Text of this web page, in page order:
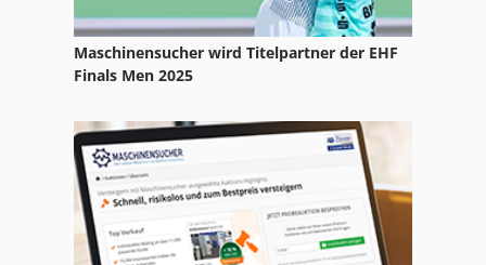
Maschinensucher wird Titelpartner der EHF
Finals Men 2025